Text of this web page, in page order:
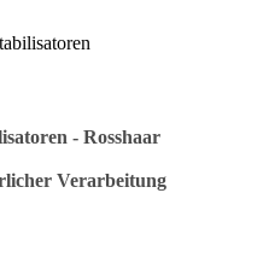
- Rosshaar
Verarbeitung